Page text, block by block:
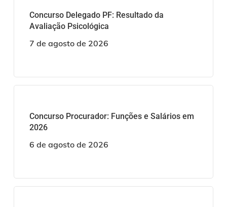
Concurso Delegado PF: Resultado da
Avaliação Psicológica
7 de agosto de 2026
Concurso Procurador: Funções e Salários em
2026
6 de agosto de 2026